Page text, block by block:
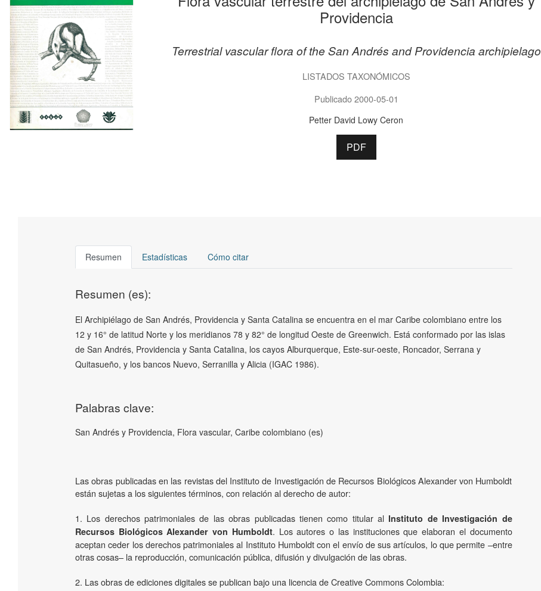
Providencia
Terrestrial vascular flora of the San Andrés and Providencia archipielago
LISTADOS TAXONÓMICOS
Publicado 2000-05-01
Petter David Lowy Ceron
PDF
Resumen Estadísticas Cómo citar
Resumen (es):
El Archipiélago de San Andrés, Providencia y Santa Catalina se encuentra en el mar Caribe colombiano entre los
12 y 16° de latitud Norte y los meridianos 78 y 82° de longitud Oeste de Greenwich. Está conformado por las islas
de San Andrés, Providencia y Santa Catalina, los cayos Alburquerque, Este-sur-oeste, Roncador, Serrana y
Quitasueño, y los bancos Nuevo, Serranilla y Alicia (IGAC 1986).
Palabras clave:
San Andrés y Providencia, Flora vascular, Caribe colombiano (es)
Las obras publicadas en las revistas del Instituto de Investigación de Recursos Biológicos Alexander von Humboldt
están sujetas a los siguientes términos, con relación al derecho de autor:
1. Los derechos patrimoniales de las obras publicadas tienen como titular al Instituto de Investigación de
Recursos Biológicos Alexander von Humboldt. Los autores o las instituciones que elaboran el documento
aceptan ceder los derechos patrimoniales al Instituto Humboldt con el envío de sus artículos, lo que permite –entre
otras cosas­– la reproducción, comunicación pública, difusión y divulgación de las obras.
2. Las obras de ediciones digitales se publican bajo una licencia de Creative Commons Colombia: